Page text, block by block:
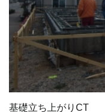
基礎立ち上がりCT